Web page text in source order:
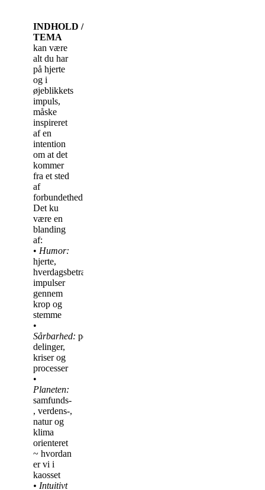
INDHOLD /
TEMA
kan være
alt du har
på hjerte
og i
øjeblikkets
impuls,
måske
inspireret
af en
intention
om at det
kommer
fra et sted
af
forbundethed.
Det ku
være en
blanding
af:
• Humor:
hjerte,
hverdagsbetragtninger,
impulser
gennem
krop og
stemme
•
Sårbarhed: personlige
delinger,
kriser og
processer
•
Planeten:
samfunds-
, verdens-,
natur og
klima
orienteret
~ hvordan
er vi i
kaosset
• Intuitivt